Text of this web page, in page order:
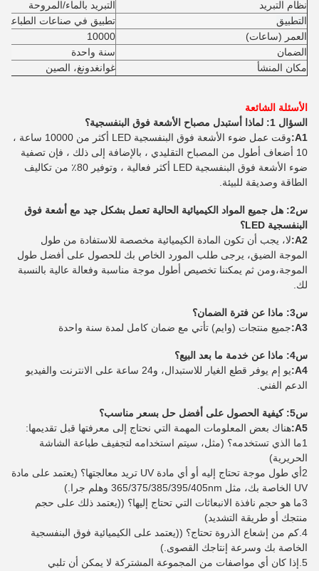
نظام التبريد
التبريد بالماء/المروحة
التطبيق
تطبيق في صناعات الطباعة
العمر (ساعات)
10000
الضمان
سنة واحدة
مكان المنشأ
غوانغدونغ، الصين
الأسئلة الشائعة
السؤال 1: لماذا أستبدل مصباح الأشعة فوق البنفسجية؟
A1:
وقت عمل ضوء الأشعة فوق البنفسجية LED أكثر من 10000 ساعة ،
10 أضعاف أطول من المصباح التقليدي ، بالإضافة إلى ذلك ، فإن تصفية
ضوء الأشعة فوق البنفسجية LED أكثر فعالية ، وتوفير 80٪ من تكاليف
الطاقة وصديقة للبيئة.
س2: هل جميع المواد الكيميائية الحالية تعمل بشكل جيد مع أشعة فوق
البنفسجية LED؟
A2: لا، يجب أن تكون المادة الكيميائية مخصصة للاستفادة من طول
الموجة الضيق، يرجى طلب المورد الخاص بك للحصول على أفضل طول
الموجة،ومن ثم يمكننا تخصيص أطول موجة مناسبة وفعالة عالية بالنسبة
لك.
س3: ماذا عن فترة الضمان؟
A3: جميع منتجات (وايم) تأتي مع ضمان كامل لمدة سنة واحدة
س4: ماذا عن خدمة ما بعد البيع؟
A4:
يو إم يوفر قطع الغيار للاستبدال، و24 ساعة على الانترنت والفيديو
الدعم الفني.
س5: كيفية الحصول على أفضل حل بسعر مناسب؟
A5: هناك بعض المعلومات المهمة التي نحتاج إلى معرفتها قبل تقديمها:
1ما الذي تستخدمه؟ (مثل، سيتم استخدامه لتجفيف طباعة الشاشة
الحريرية)
2أي طول موجة تحتاج إليه أو أي مادة UV تريد معالجتها؟ (يعتمد على مادة
UV الخاصة بك، مثل 365/375/385/395/405nm وهلم جرا.)
3ما هو حجم نافذة الانبعاثات التي تحتاج إليها؟ ((يعتمد ذلك على حجم
منتجك أو طريقة التشديد)
4.كم من إشعاع الذروة تحتاج؟ ((يعتمد على الكيميائية فوق البنفسجية
الخاصة بك وسرعة إنتاجك القصوى.)
5.إذا كان أي مواصفات من المجموعة المشتركة لا يمكن أن تلبي